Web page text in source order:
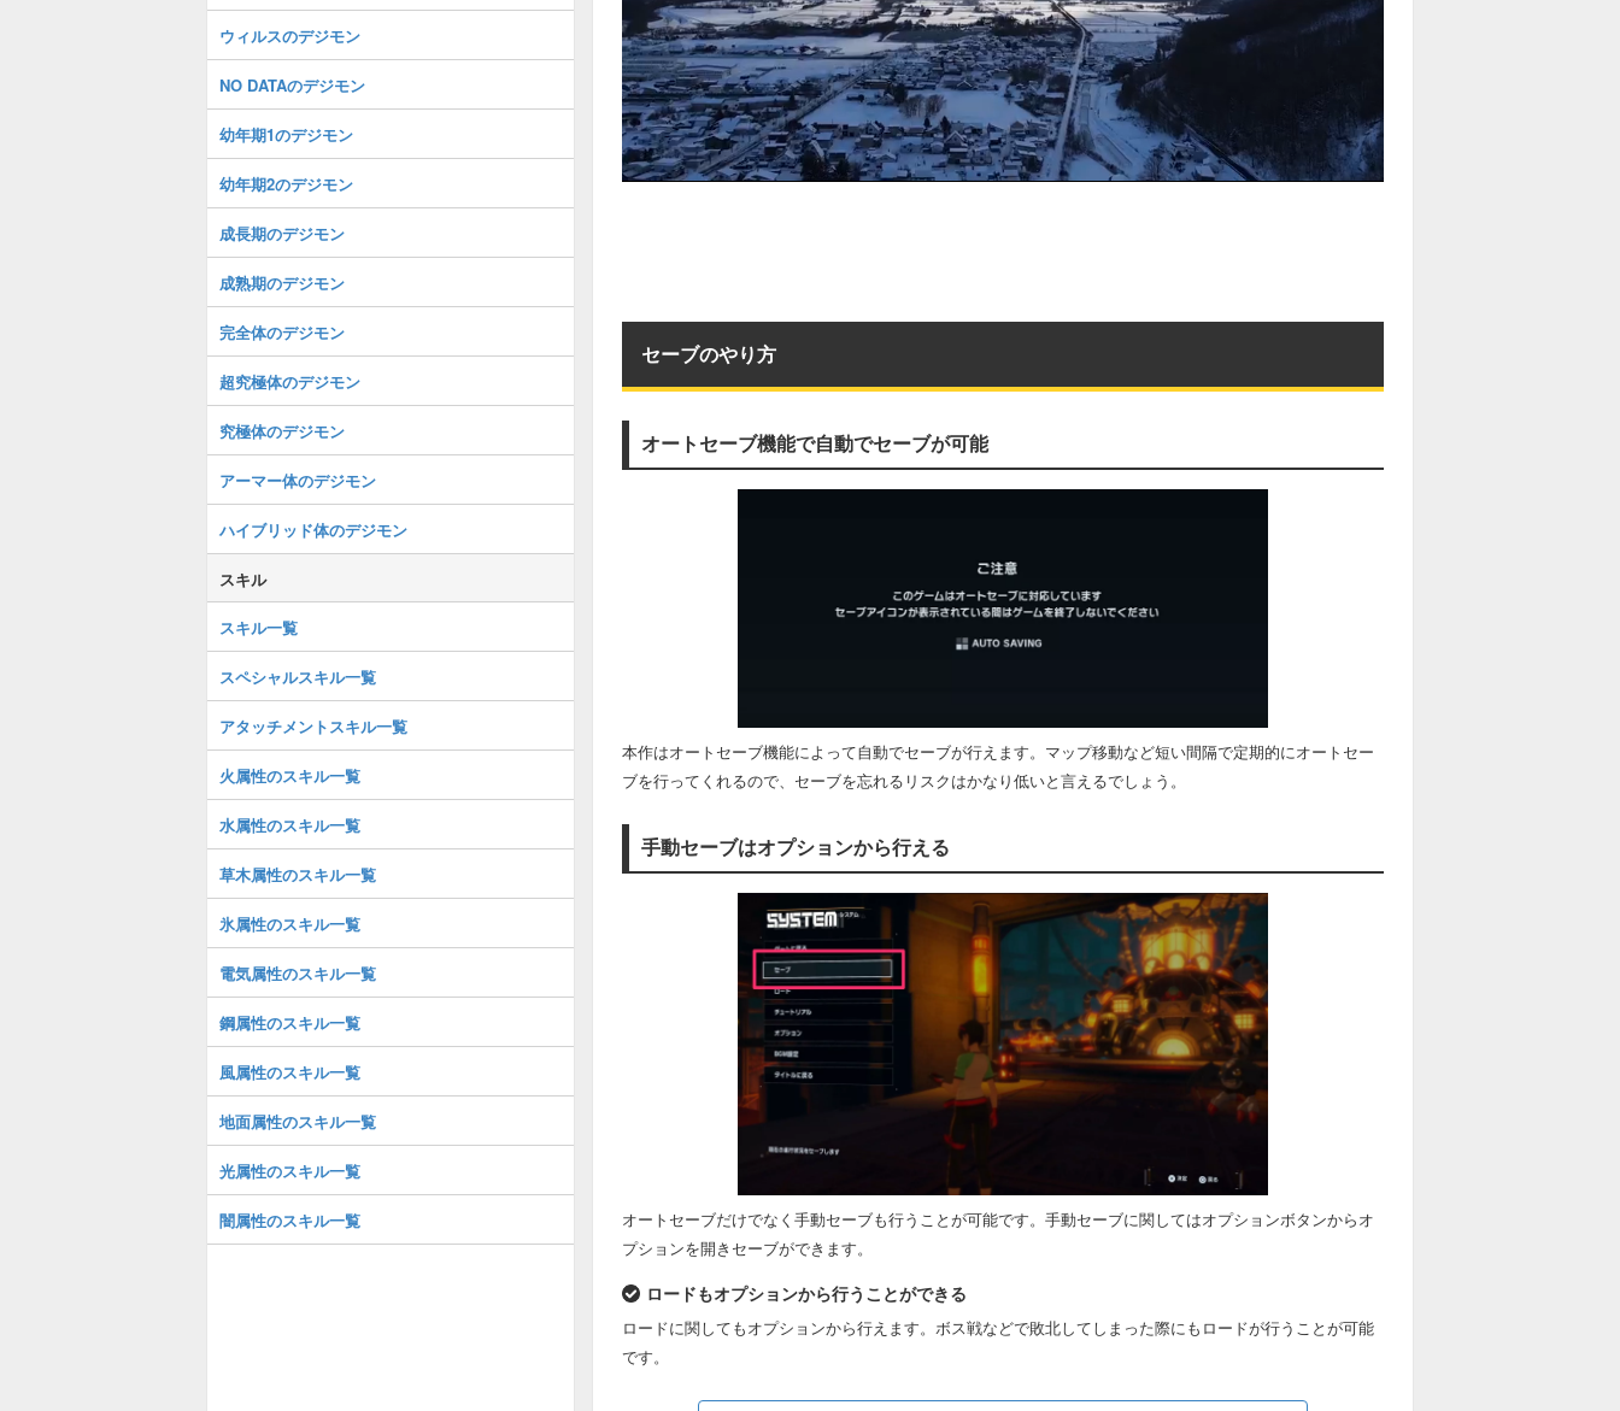
セーブのやり方
オートセーブ機能で自動でセーブが可能
本作はオートセーブ機能によって自動でセーブが行えます。マップ移動など短い間隔で定期的にオートセー
ブを行ってくれるので、セーブを忘れるリスクはかなり低いと言えるでしょう。
手動セーブはオプションから行える
オートセーブだけでなく手動セーブも行うことが可能です。手動セーブに関してはオプションボタンからオ
プションを開きセーブができます。
ロードもオプションから行うことができる
ロードに関してもオプションから行えます。ボス戦などで敗北してしまった際にもロードが行うことが可能
です。
ウィルスのデジモン
NO DATAのデジモン
幼年期1のデジモン
幼年期2のデジモン
成長期のデジモン
成熟期のデジモン
完全体のデジモン
超究極体のデジモン
究極体のデジモン
アーマー体のデジモン
ハイブリッド体のデジモン
スキル
スキル一覧
スペシャルスキル一覧
アタッチメントスキル一覧
火属性のスキル一覧
水属性のスキル一覧
草木属性のスキル一覧
氷属性のスキル一覧
電気属性のスキル一覧
鋼属性のスキル一覧
風属性のスキル一覧
地面属性のスキル一覧
光属性のスキル一覧
闇属性のスキル一覧